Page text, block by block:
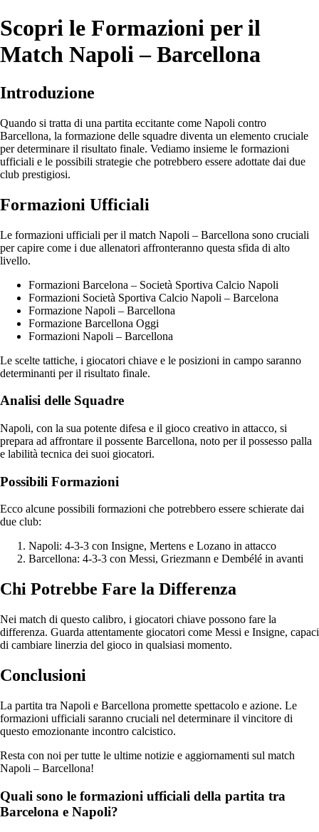
Scopri le Formazioni per il
Match Napoli – Barcellona
Introduzione
Quando si tratta di una partita eccitante come Napoli contro
Barcellona, la formazione delle squadre diventa un elemento cruciale
per determinare il risultato finale. Vediamo insieme le formazioni
ufficiali e le possibili strategie che potrebbero essere adottate dai due
club prestigiosi.
Formazioni Ufficiali
Le formazioni ufficiali per il match Napoli – Barcellona sono cruciali
per capire come i due allenatori affronteranno questa sfida di alto
livello.
Formazioni Barcelona – Società Sportiva Calcio Napoli
Formazioni Società Sportiva Calcio Napoli – Barcelona
Formazione Napoli – Barcellona
Formazione Barcellona Oggi
Formazioni Napoli – Barcellona
Le scelte tattiche, i giocatori chiave e le posizioni in campo saranno
determinanti per il risultato finale.
Analisi delle Squadre
Napoli, con la sua potente difesa e il gioco creativo in attacco, si
prepara ad affrontare il possente Barcellona, noto per il possesso palla
e labilità tecnica dei suoi giocatori.
Possibili Formazioni
Ecco alcune possibili formazioni che potrebbero essere schierate dai
due club:
Napoli: 4-3-3 con Insigne, Mertens e Lozano in attacco
Barcellona: 4-3-3 con Messi, Griezmann e Dembélé in avanti
Chi Potrebbe Fare la Differenza
Nei match di questo calibro, i giocatori chiave possono fare la
differenza. Guarda attentamente giocatori come Messi e Insigne, capaci
di cambiare linerzia del gioco in qualsiasi momento.
Conclusioni
La partita tra Napoli e Barcellona promette spettacolo e azione. Le
formazioni ufficiali saranno cruciali nel determinare il vincitore di
questo emozionante incontro calcistico.
Resta con noi per tutte le ultime notizie e aggiornamenti sul match
Napoli – Barcellona!
Quali sono le formazioni ufficiali della partita tra
Barcelona e Napoli?